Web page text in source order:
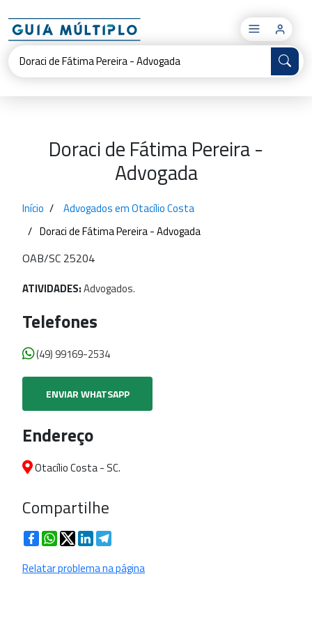
×
Doraci de Fátima Pereira -
Advogada
Início
Advogados em Otacílio Costa
Doraci de Fátima Pereira - Advogada
OAB/SC 25204
ATIVIDADES:Advogados.
Telefones
(49) 99169-2534
ENVIAR WHATSAPP
Endereço
Otacílio Costa - SC.
Compartilhe
FacebookWhatsApp
TwitterLinkedIn
Relatar problema na página